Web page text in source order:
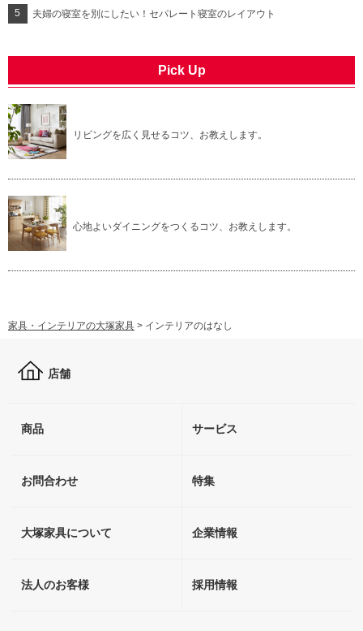
夫婦の寝室を別にしたい！セパレート寝室のレイアウト
Pick Up
リビングを広く見せるコツ、お教えします。
心地よいダイニングをつくるコツ、お教えします。
家具・インテリアの大塚家具 > インテリアのはなし
店舗
商品 サービス
お問合わせ 特集
大塚家具について 企業情報
法人のお客様 採用情報